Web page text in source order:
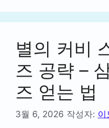
고
리
별의 커비
즈 공략 –
즈 얻는 법
3월 6, 2026 작성자: 이